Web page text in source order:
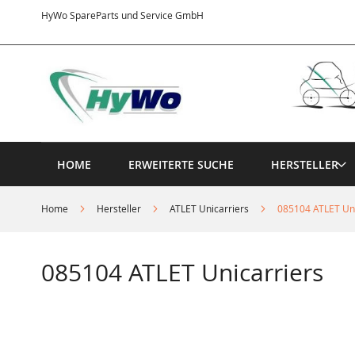
HyWo SpareParts und Service GmbH
Inhalt
HOME ERWEITERTE SUCHE HERSTELLER
Home Hersteller ATLET Unicarriers 085104 ATLET
085104 ATLET Unicarriers